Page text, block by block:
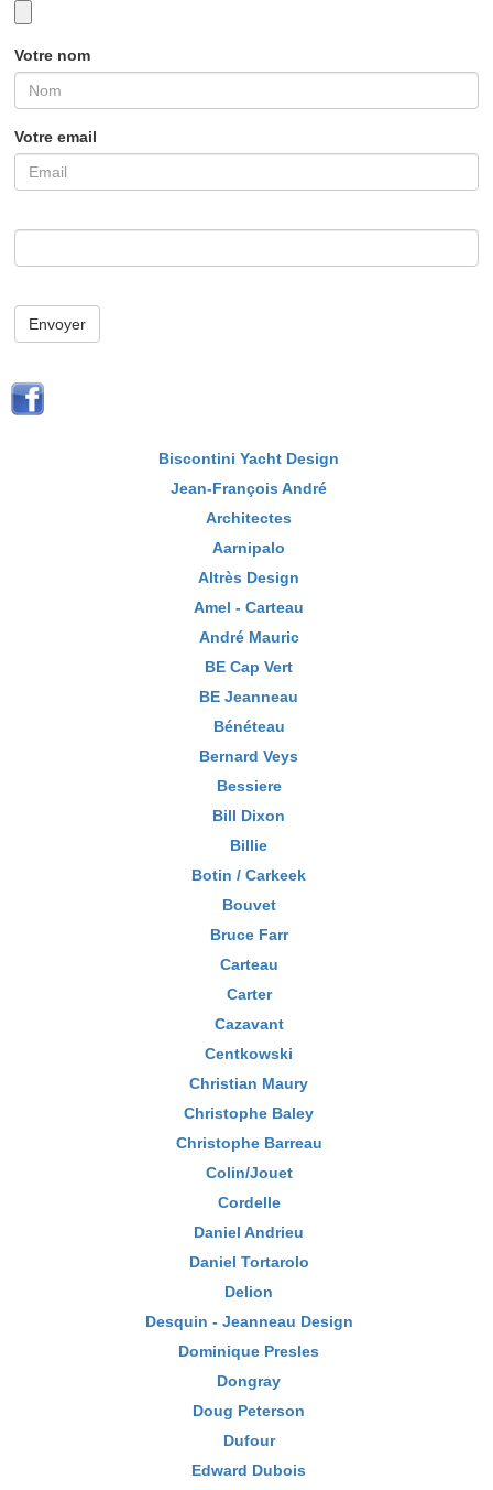
Votre nom
Votre email
Envoyer
Biscontini Yacht Design
Jean-François André
Architectes
Aarnipalo
Altrès Design
Amel - Carteau
André Mauric
BE Cap Vert
BE Jeanneau
Bénéteau
Bernard Veys
Bessiere
Bill Dixon
Billie
Botin / Carkeek
Bouvet
Bruce Farr
Carteau
Carter
Cazavant
Centkowski
Christian Maury
Christophe Baley
Christophe Barreau
Colin/Jouet
Cordelle
Daniel Andrieu
Daniel Tortarolo
Delion
Desquin - Jeanneau Design
Dominique Presles
Dongray
Doug Peterson
Dufour
Edward Dubois